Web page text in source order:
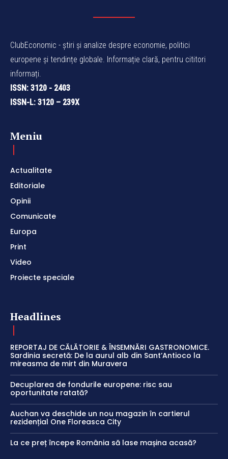
ClubEconomic - știri și analize despre economie, politici
europene și tendințe globale. Informație clară, pentru cititori
informați.
ISSN: 3120 - 2403
ISSN-L: 3120 – 239X
Meniu
Actualitate
Editoriale
Opinii
Comunicate
Europa
Print
Video
Proiecte speciale
Headlines
REPORTAJ DE CĂLĂTORIE & ÎNSEMNĂRI GASTRONOMICE.
Sardinia secretă: De la aurul alb din Sant’Antioco la
mireasma de mirt din Muravera
Decuplarea de fondurile europene: risc sau
oportunitate ratată?
Auchan va deschide un nou magazin în cartierul
rezidențial One Floreasca City
La ce preț începe România să lase mașina acasă?